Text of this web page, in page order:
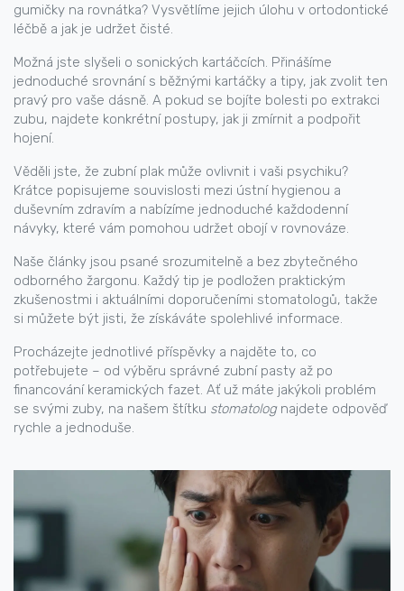
gumičky na rovnátka? Vysvětlíme jejich úlohu v ortodontické
léčbě a jak je udržet čisté.
Možná jste slyšeli o sonických kartáčcích. Přinášíme
jednoduché srovnání s běžnými kartáčky a tipy, jak zvolit ten
pravý pro vaše dásně. A pokud se bojíte bolesti po extrakci
zubu, najdete konkrétní postupy, jak ji zmírnit a podpořit
hojení.
Věděli jste, že zubní plak může ovlivnit i vaši psychiku?
Krátce popisujeme souvislosti mezi ústní hygienou a
duševním zdravím a nabízíme jednoduché každodenní
návyky, které vám pomohou udržet obojí v rovnováze.
Naše články jsou psané srozumitelně a bez zbytečného
odborného žargonu. Každý tip je podložen praktickým
zkušenostmi i aktuálními doporučeními stomatologů, takže
si můžete být jisti, že získáváte spolehlivé informace.
Procházejte jednotlivé příspěvky a najděte to, co
potřebujete – od výběru správné zubní pasty až po
financování keramických fazet. Ať už máte jakýkoli problém
se svými zuby, na našem štítku stomatolognajdete odpověď
rychle a jednoduše.